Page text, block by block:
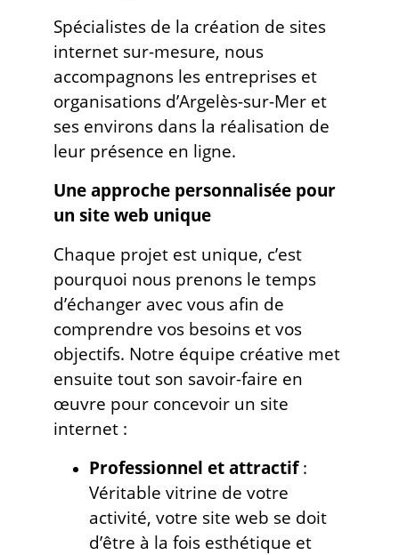
Spécialistes de la création de sites
internet sur-mesure, nous
accompagnons les entreprises et
organisations d’Argelès-sur-Mer et
ses environs dans la réalisation de
leur présence en ligne.
Une approche personnalisée pour
un site web unique
Chaque projet est unique, c’est
pourquoi nous prenons le temps
d’échanger avec vous afin de
comprendre vos besoins et vos
objectifs. Notre équipe créative met
ensuite tout son savoir-faire en
œuvre pour concevoir un site
internet :
Professionnel et attractif:
Véritable vitrine de votre
activité, votre site web se doit
d’être à la fois esthétique et